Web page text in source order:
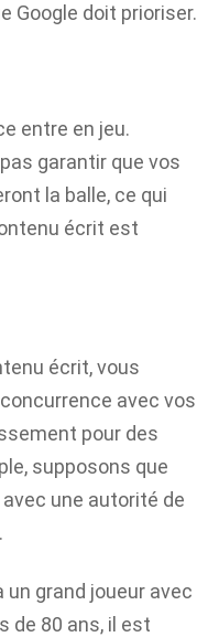
Google doit prioriser.
entre en jeu.
garantir que vos
la balle, ce qui
écrit est
écrit, vous
avec vos
pour des
supposons que
une autorité de
un grand joueur avec
de 80 ans, il est